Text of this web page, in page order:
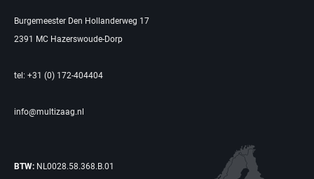
Burgemeester Den Hollanderweg 17
2391 MC Hazerswoude-Dorp
tel: +31 (0) 172-404404
info@multizaag.nl
BTW: NL0028.58.368.B.01